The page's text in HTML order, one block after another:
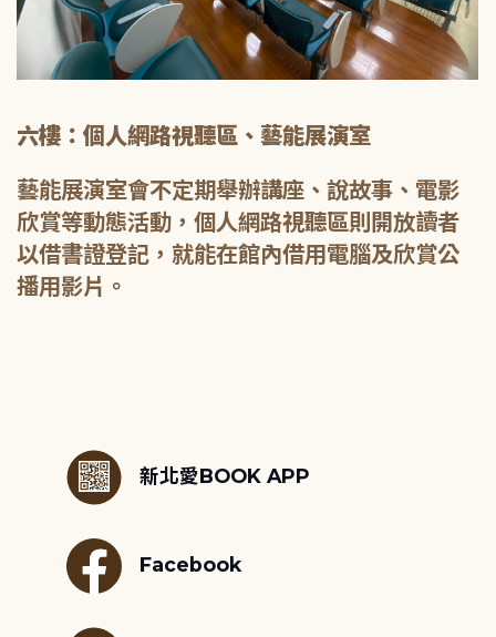
六樓：個人網路視聽區、藝能展演室
藝能展演室會不定期舉辦講座、說故事、電影
欣賞等動態活動，個人網路視聽區則開放讀者
以借書證登記，就能在館內借用電腦及欣賞公
播用影片。
新北愛BOOK APP
Facebook